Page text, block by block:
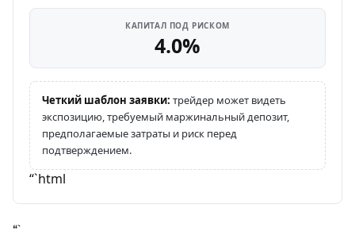
КАПИТАЛ ПОД РИСКОМ
4.0%
Четкий шаблон заявки: трейдер может видеть
экспозицию, требуемый маржинальный депозит,
предполагаемые затраты и риск перед
подтверждением.
“`html
“`